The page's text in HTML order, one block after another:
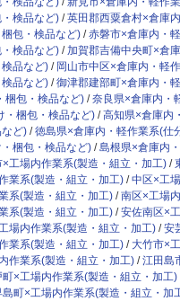
検品など)
英田郡西粟倉村×倉庫
包・検品など)
赤磐市×倉庫内・
検品など)
加賀郡吉備中央町×倉
品など)
岡山市中区×倉庫内・軽
品など)
御津郡建部町×倉庫内・
梱包・検品など)
奈良県×倉庫内・
・梱包・検品など)
高知県×倉庫内
ど)
徳島県×倉庫内・軽作業系(仕
梱包・検品など)
島根県×倉庫内
×工場内作業系(製造・組立・加工)
業系(製造・組立・加工)
中区×工
系(製造・組立・加工)
南区×工場
系(製造・組立・加工)
安佐南区×
場内作業系(製造・組立・加工)
安
業系(製造・組立・加工)
大竹市×
作業系(製造・組立・加工)
江田島
×工場内作業系(製造・組立・加工)
島町×工場内作業系(製造・組立・加